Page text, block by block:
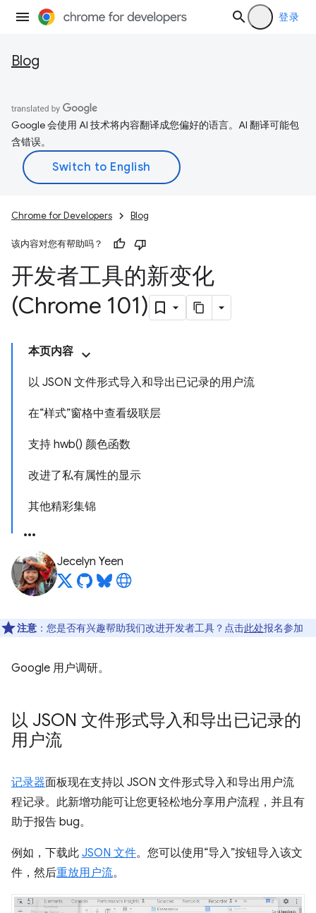
登录
Blog
Google 会使用 AI 技术将内容翻译成您偏好的语言。AI 翻译可能包
含错误。
Chrome for Developers Blog
该内容对您有帮助吗？
开发者工具的新变化
(Chrome 101)
本页内容
以 JSON 文件形式导入和导出已记录的用户流
在“样式”窗格中查看级联层
支持 hwb() 颜色函数
改进了私有属性的显示
其他精彩集锦
Jecelyn Yeen
注意 ：您是否有兴趣帮助我们改进开发者工具？点击此处报名参加
Google 用户调研。
以 JSON 文件形式导入和导出已记录的
用户流
记录器面板现在支持以 JSON 文件形式导入和导出用户流
程记录。此新增功能可让您更轻松地分享用户流程，并且有
助于报告 bug。
例如，下载此 JSON 文件。您可以使用“导入”按钮导入该文
件，然后重放用户流。